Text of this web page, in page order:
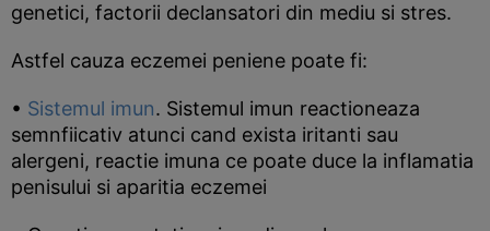
genetici, factorii declansatori din mediu si stres.
Astfel cauza eczemei peniene poate fi:
• Sistemul imun. Sistemul imun reactioneaza
semnfiicativ atunci cand exista iritanti sau
alergeni, reactie imuna ce poate duce la inflamatia
penisului si aparitia eczemei